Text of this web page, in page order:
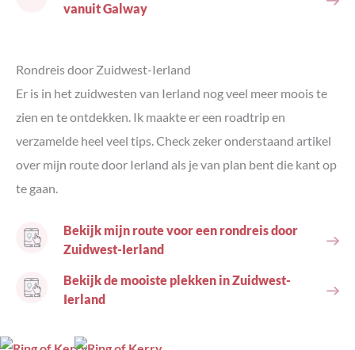
vanuit Galway
Rondreis door Zuidwest-Ierland
Er is in het zuidwesten van Ierland nog veel meer moois te
zien en te ontdekken. Ik maakte er een roadtrip en
verzamelde heel veel tips. Check zeker onderstaand artikel
over mijn route door Ierland als je van plan bent die kant op
te gaan.
Bekijk mijn route voor een rondreis door
Zuidwest-Ierland
Bekijk de mooiste plekken in Zuidwest-
Ierland